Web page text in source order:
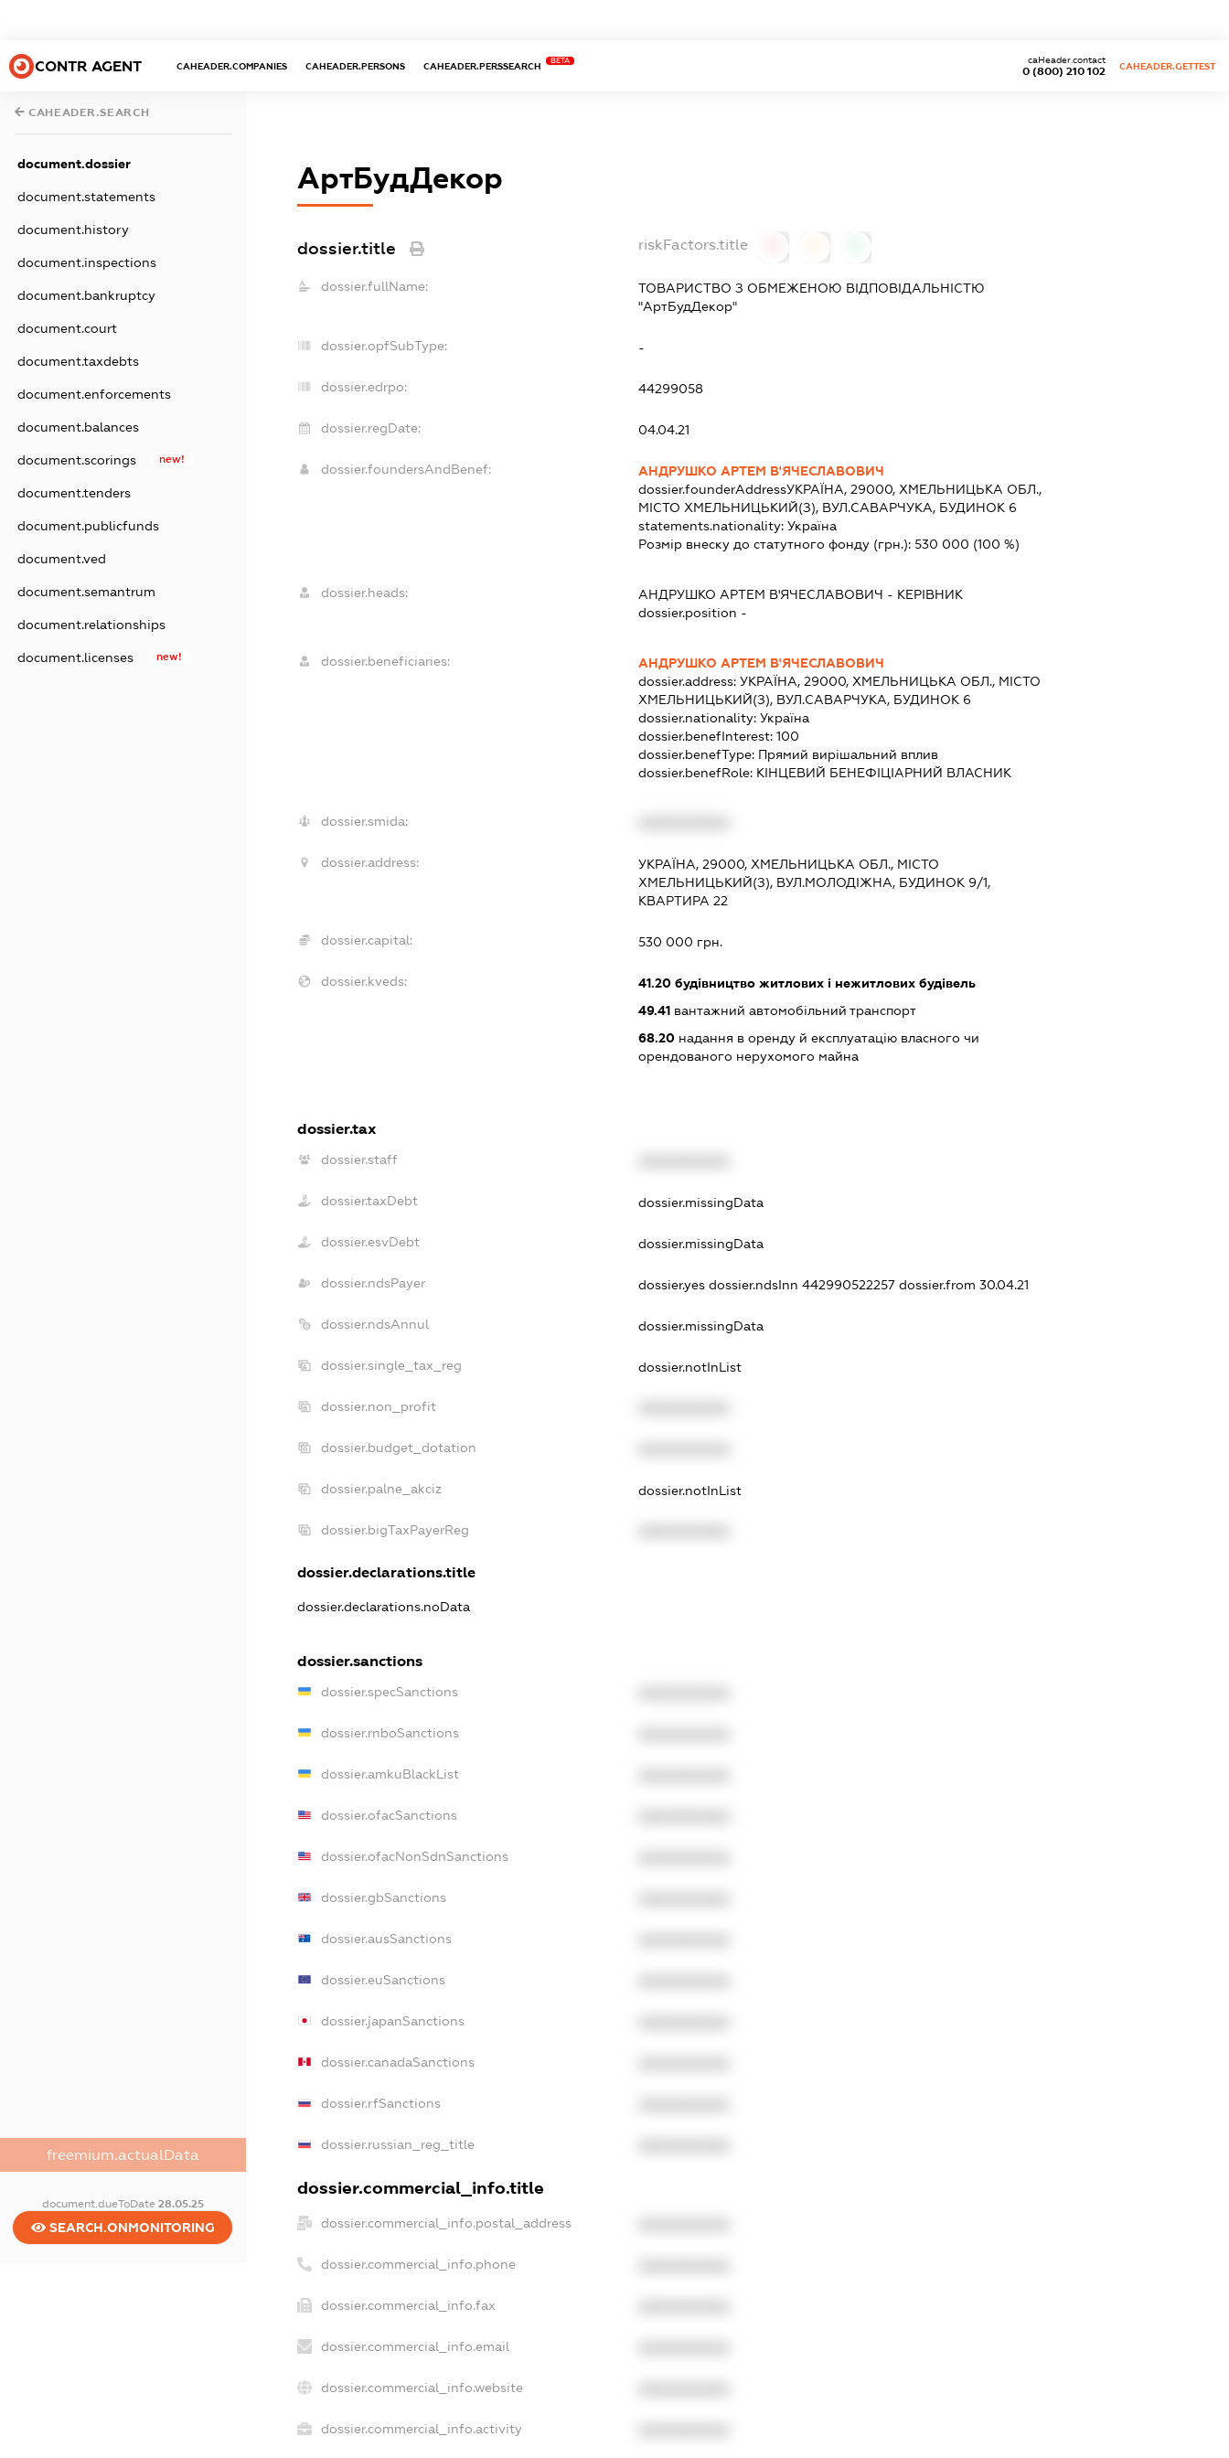
CONTR AGENT CAHEADER.COMPANIES CAHEADER.PERSONS CAHEADER.PERSSEARCH
BETA
0 (800) 210 102
caHeader.contact
CAHEADER.GETTEST
CAHEADER.SEARCH
document.dossier
document.statements
document.history
document.inspections
document.bankruptcy
document.court
document.taxdebts
document.enforcements
document.balances
document.scorings new!
document.tenders
document.publicfunds
document.ved
document.semantrum
document.relationships
document.licenses new!
freemium.actualData
document.dueToDate 28.05.25
SEARCH.ONMONITORING
АртБудДекор
dossier.title riskFactors.title
dossier.fullName:
ТОВАРИСТВО З ОБМЕЖЕНОЮ ВІДПОВІДАЛЬНІСТЮ
"АртБудДекор"
dossier.opfSubType: -
dossier.edrpo: 44299058
dossier.regDate: 04.04.21
dossier.foundersAndBenef:
АНДРУШКО АРТЕМ В'ЯЧЕСЛАВОВИЧ
dossier.founderAddressУКРАЇНА, 29000, ХМЕЛЬНИЦЬКА ОБЛ.,
МІСТО ХМЕЛЬНИЦЬКИЙ(З), ВУЛ.САВАРЧУКА, БУДИНОК 6
statements.nationality: Україна
Розмір внеску до статутного фонду (грн.): 530 000 (100 %)
dossier.heads: АНДРУШКО АРТЕМ В'ЯЧЕСЛАВОВИЧ - КЕРІВНИК
dossier.position -
dossier.beneficiaries:
АНДРУШКО АРТЕМ В'ЯЧЕСЛАВОВИЧ
dossier.address: УКРАЇНА, 29000, ХМЕЛЬНИЦЬКА ОБЛ., МІСТО
ХМЕЛЬНИЦЬКИЙ(З), ВУЛ.САВАРЧУКА, БУДИНОК 6
dossier.nationality: Україна
dossier.benefInterest: 100
dossier.benefType: Прямий вирішальний вплив
dossier.benefRole: КІНЦЕВИЙ БЕНЕФІЦІАРНИЙ ВЛАСНИК
dossier.smida:
dossier.address:
УКРАЇНА, 29000, ХМЕЛЬНИЦЬКА ОБЛ., МІСТО
ХМЕЛЬНИЦЬКИЙ(З), ВУЛ.МОЛОДІЖНА, БУДИНОК 9/1,
КВАРТИРА 22
dossier.capital: 530 000 грн.
dossier.kveds: 41.20будівництво житлових і нежитлових будівель
49.41вантажний автомобільний транспорт
68.20надання в оренду й експлуатацію власного чи
орендованого нерухомого майна
dossier.tax
dossier.staff
dossier.taxDebt dossier.missingData
dossier.esvDebt dossier.missingData
dossier.ndsPayer dossier.yes dossier.ndsInn 442990522257 dossier.from 30.04.21
dossier.ndsAnnul dossier.missingData
dossier.single_tax_reg dossier.notInList
dossier.non_profit
dossier.budget_dotation
dossier.palne_akciz dossier.notInList
dossier.bigTaxPayerReg
dossier.declarations.title
dossier.declarations.noData
dossier.sanctions
dossier.specSanctions
dossier.rnboSanctions
dossier.amkuBlackList
dossier.ofacSanctions
dossier.ofacNonSdnSanctions
dossier.gbSanctions
dossier.ausSanctions
dossier.euSanctions
dossier.japanSanctions
dossier.canadaSanctions
dossier.rfSanctions
dossier.russian_reg_title
dossier.commercial_info.title
dossier.commercial_info.postal_address
dossier.commercial_info.phone
dossier.commercial_info.fax
dossier.commercial_info.email
dossier.commercial_info.website
dossier.commercial_info.activity